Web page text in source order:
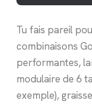
Tu fais pareil
combinaisons
performantes,
modulaire de 6
exemple),